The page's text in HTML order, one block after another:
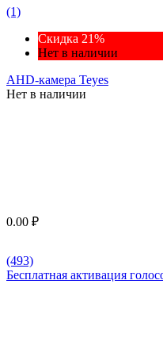
(1)
Скидка 21%
Нет в наличии
AHD-камера Teyes
Нет в наличии
0.00 ₽
(493)
Бесплатная активация